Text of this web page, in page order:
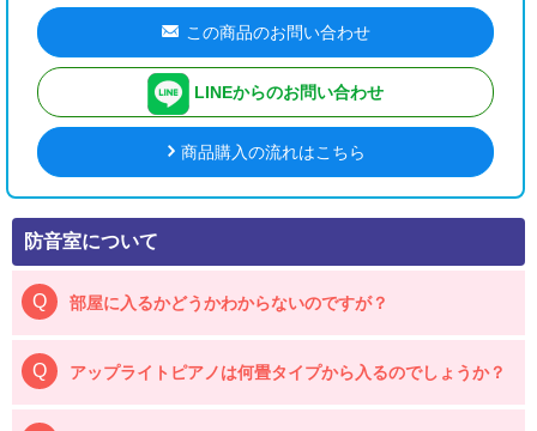
この商品のお問い合わせ
LINEからのお問い合わせ
商品購入の流れはこちら
防音室について
部屋に入るかどうかわからないのですが？
アップライトピアノは何畳タイプから入るのでしょうか？